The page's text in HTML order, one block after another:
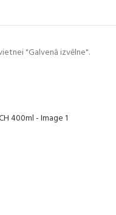
"Galvenā izvēlne".